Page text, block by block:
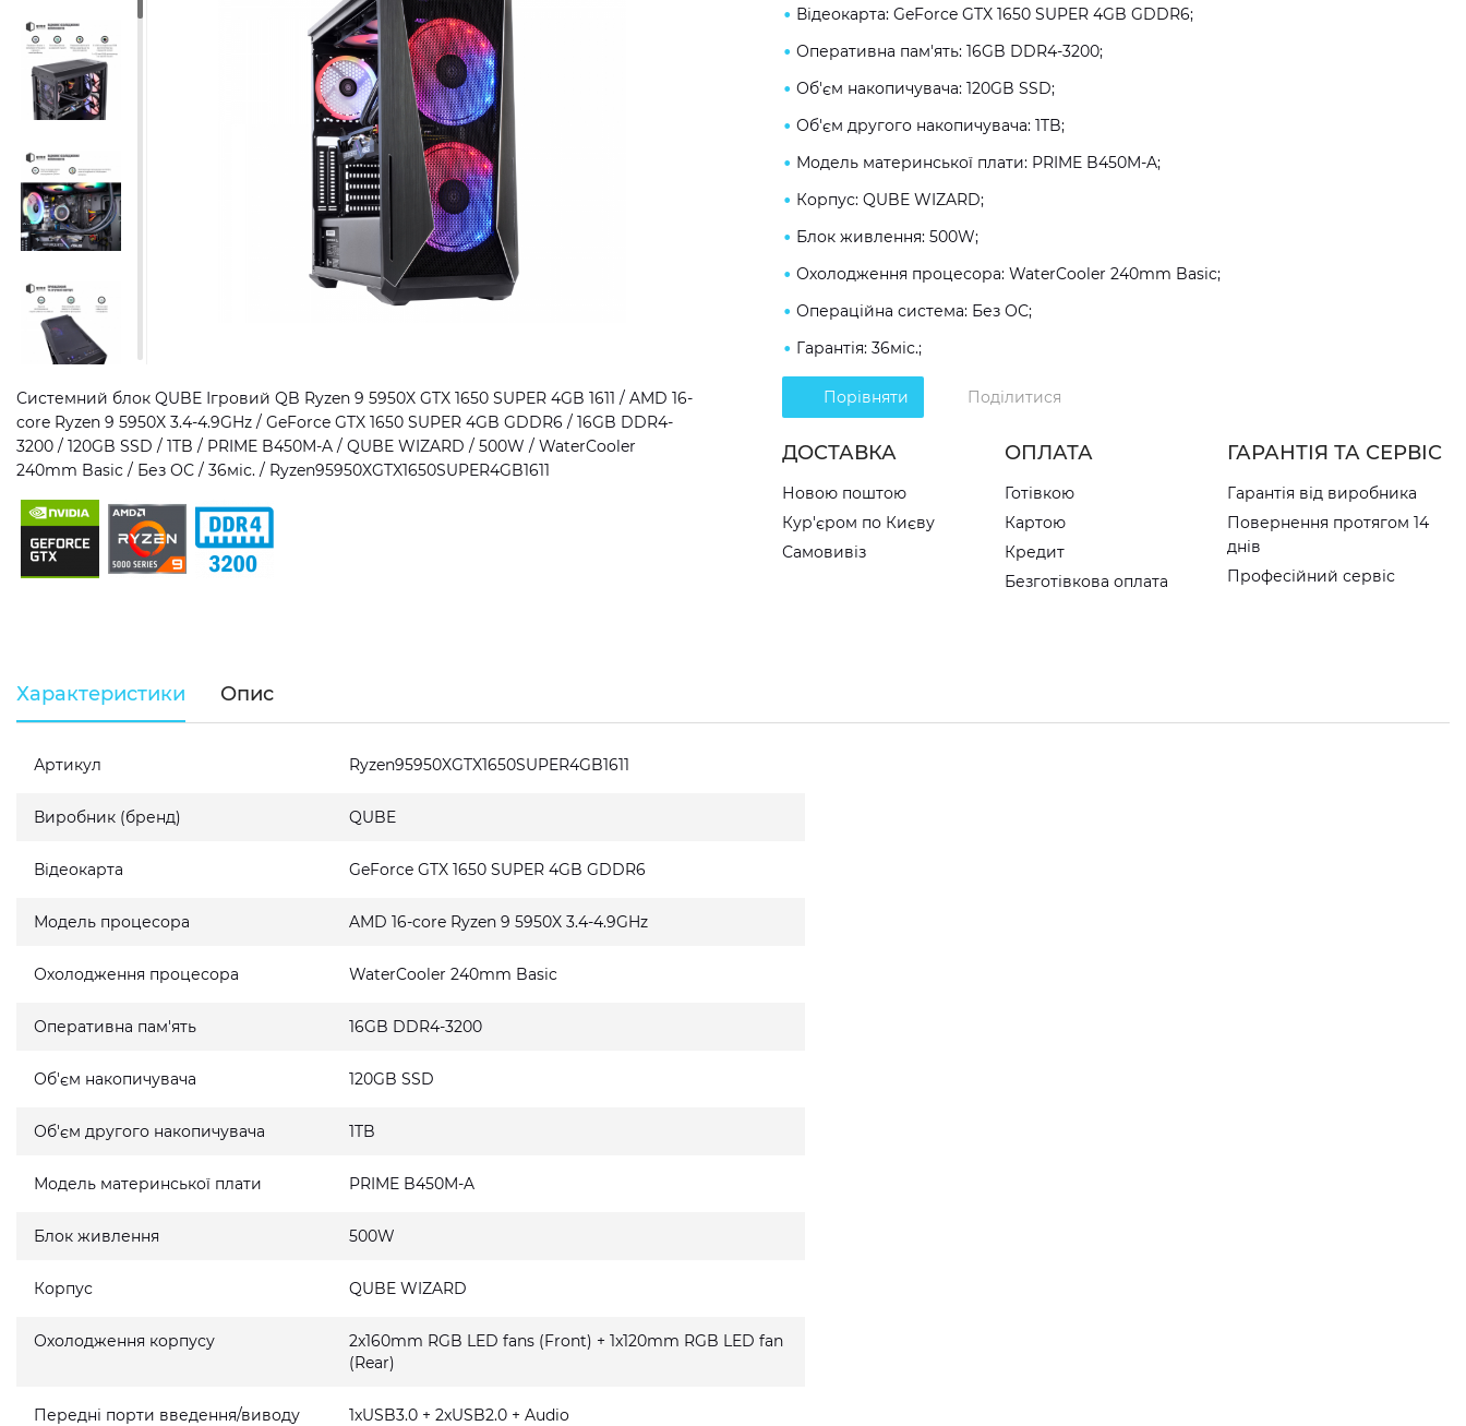
Системний блок QUBE Ігровий QB Ryzen 9 5950X GTX 1650 SUPER 4GB 1611 / AMD 16-
core Ryzen 9 5950X 3.4-4.9GHz / GeForce GTX 1650 SUPER 4GB GDDR6 / 16GB DDR4-
3200 / 120GB SSD / 1TB / PRIME B450M-A / QUBE WIZARD / 500W / WaterCooler
240mm Basic / Без ОС / 36міс. / Ryzen95950XGTX1650SUPER4GB1611
Відеокарта: GeForce GTX 1650 SUPER 4GB GDDR6;
Оперативна пам'ять: 16GB DDR4-3200;
Об'єм накопичувача: 120GB SSD;
Об'єм другого накопичувача: 1TB;
Модель материнської плати: PRIME B450M-A;
Корпус: QUBE WIZARD;
Блок живлення: 500W;
Охолодження процесора: WaterCooler 240mm Basic;
Операційна система: Без ОС;
Гарантія: 36міс.;
Порівняти Поділитися
ДОСТАВКА
Новою поштою
Кур'єром по Києву
Самовивіз
ОПЛАТА
Готівкою
Картою
Кредит
Безготівкова оплата
ГАРАНТІЯ ТА СЕРВІС
Гарантія від виробника
Повернення протягом 14
днів
Професійний сервіс
Характеристики Опис
Артикул Ryzen95950XGTX1650SUPER4GB1611
Виробник (бренд) QUBE
Відеокарта GeForce GTX 1650 SUPER 4GB GDDR6
Модель процесора AMD 16-core Ryzen 9 5950X 3.4-4.9GHz
Охолодження процесора WaterCooler 240mm Basic
Оперативна пам'ять 16GB DDR4-3200
Об'єм накопичувача 120GB SSD
Об'єм другого накопичувача 1TB
Модель материнської плати PRIME B450M-A
Блок живлення 500W
Корпус QUBE WIZARD
Охолодження корпусу
2x160mm RGB LED fans (Front) + 1x120mm RGB LED fan
(Rear)
Передні порти введення/виводу
1xUSB3.0 + 2xUSB2.0 + Audio